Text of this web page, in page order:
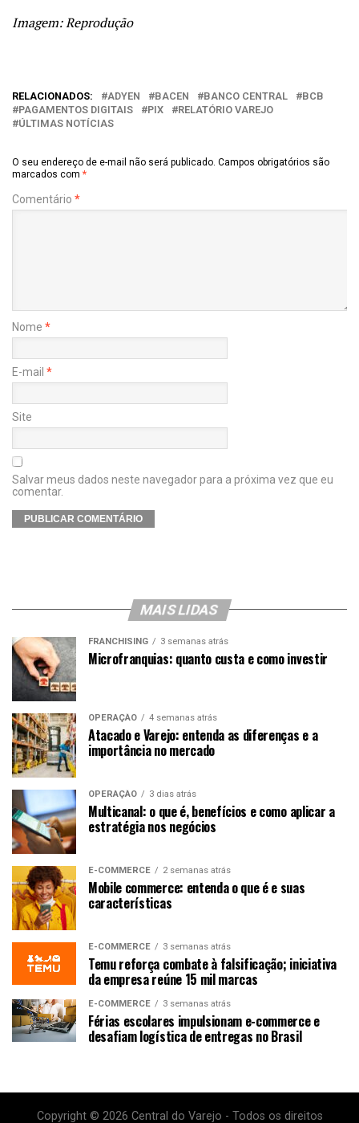
Imagem: Reprodução
RELACIONADOS: ADYEN BACEN BANCO CENTRAL
BCB
PAGAMENTOS DIGITAIS
PIX
RELATÓRIO VAREJO
ÚLTIMAS NOTÍCIAS
O seu endereço de e-mail não será publicado. Campos obrigatórios são
marcados com *
Comentário *
Nome *
E-mail *
Site
Salvar meus dados neste navegador para a próxima vez que eu
comentar.
MAIS LIDAS
FRANCHISING 3 semanas atrás
Microfranquias: quanto custa e como investir
OPERAÇÃO 4 semanas atrás
Atacado e Varejo: entenda as diferenças e a
importância no mercado
OPERAÇÃO 3 dias atrás
Multicanal: o que é, benefícios e como aplicar a
estratégia nos negócios
E-COMMERCE 2 semanas atrás
Mobile commerce: entenda o que é e suas
características
E-COMMERCE 3 semanas atrás
Temu reforça combate à falsificação; iniciativa
da empresa reúne 15 mil marcas
E-COMMERCE 3 semanas atrás
Férias escolares impulsionam e-commerce e
desafiam logística de entregas no Brasil
Copyright © 2026 Central do Varejo - Todos os direitos